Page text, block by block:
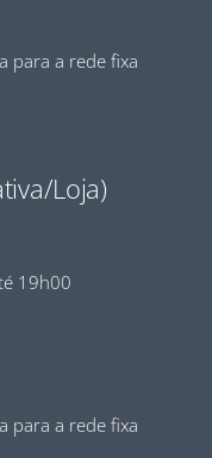
para a rede fixa
Loja)
19h00
para a rede fixa